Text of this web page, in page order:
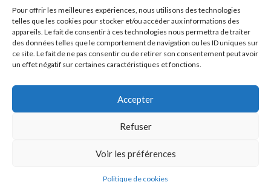
Pour offrir les meilleures expériences, nous utilisons des technologies
telles que les cookies pour stocker et/ou accéder aux informations des
appareils. Le fait de consentir à ces technologies nous permettra de traiter
des données telles que le comportement de navigation ou les ID uniques sur
ce site. Le fait de ne pas consentir ou de retirer son consentement peut avoir
un effet négatif sur certaines caractéristiques et fonctions.
Accepter
Refuser
Voir les préférences
Politique de cookies
46,00
Mentions légales-Cookies -Confidentialité-CGV-CGU
Copyright © 2023. Natou Elec – Création du site internet et infogérance par
Ce site a été financé à l'aide du FEDER (REACT-EU) dans le cadre de la réponse à
l'Union européenne à la pandémie COVID-19. L'Europe s'engage à la Réunion.